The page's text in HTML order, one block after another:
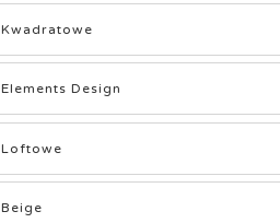
Kwadratowe
Elements Design
Loftowe
Beige